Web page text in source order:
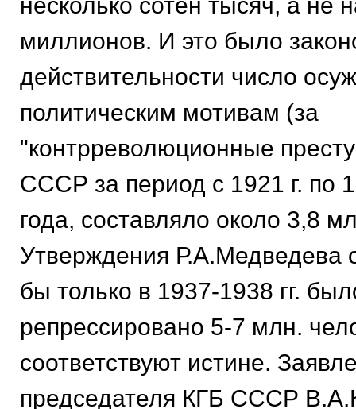
миллионов. И это было
действительности число
политическим мотивам (за
"контрреволюционные
СССР за период с 1921 г. по
года, составляло около 3,8
Утверждения Р.А.Медведева
бы только в 1937-1938 гг.
репрессировано 5-7 млн.
соответствуют истине.
председателя КГБ СССР